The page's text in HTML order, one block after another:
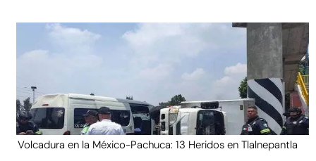
Volcadura en la México-Pachuca: 13 Heridos en Tlalnepantla